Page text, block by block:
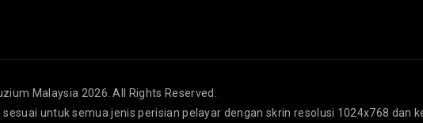
Malaysia 2026. All Rights Reserved.
sesuai untuk semua jenis perisian pelayar dengan skrin resolusi 1024x768 dan